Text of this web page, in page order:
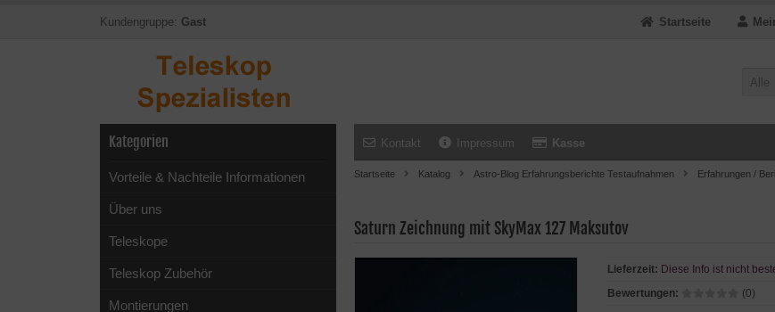
Kundengruppe: Gast Startseite
Alle
Kontakt Impressum Kasse
Startseite Katalog Astro-Blog Erfahrungsberichte Testaufnahmen Erfahrungen /
Saturn Zeichnung mit SkyMax 127 Maksutov
Lieferzeit: Diese Info ist nicht
Bewertungen:
(0)
Kategorien
Vorteile & Nachteile Informationen
Über uns
Teleskope
Teleskop Zubehör
Montierungen